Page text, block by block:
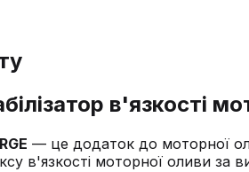
в'язкості
— це додаток до моторної
в'язкості моторної оливи за